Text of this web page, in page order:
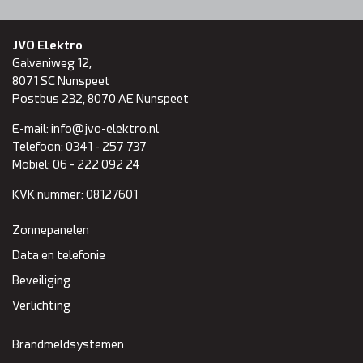
Inspectie en onderhoud
Keuring NEN 3140
Zonnepanelen
Referenties
Contact
JVO Elektro
Galvaniweg 12,
8071 SCNunspeet
Postbus 232, 8070 AE Nunspeet
E-mail: info@jvo-elektro.nl
Telefoon: 0341 - 257 737
Mobiel: 06 - 222 092 24
KVK nummer: 08127601
Zonnepanelen
Data en telefonie
Beveiliging
Verlichting
Brandmeldsystemen